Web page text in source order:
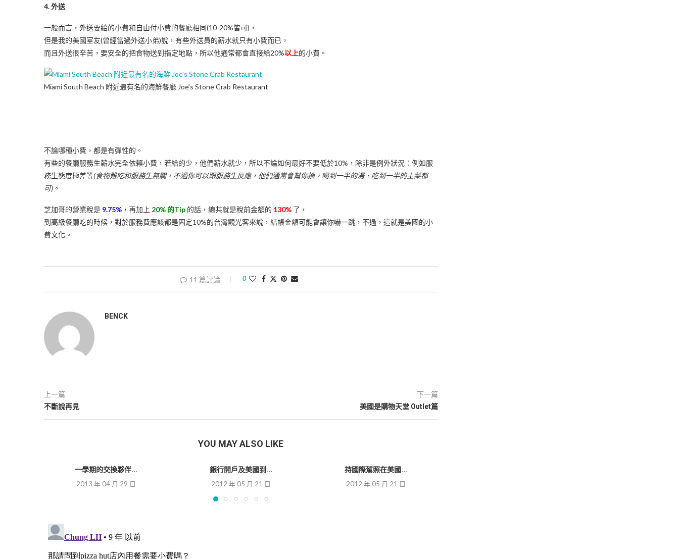
4. 外送
一般而言，外送要給的小費和自由付小費的餐廳相同(10-20%皆可)，
但是我的美國室友(曾經當過外送小弟)說，有些外送員的薪水就只有小費而已，
而且外送很辛苦，要安全的把食物送到指定地點，所以他通常都會直接給20%以上的小費。
Miami South Beach 附近最有名的海鮮餐廳 Joe’s Stone Crab Restaurant
不論哪種小費，都是有彈性的。
有些的餐廳服務生薪水完全依賴小費，若給的少，他們薪水就少，所以不論如何最好不要低於10%，除非是例外狀況：例如服
務生態度極差等(食物難吃和服務生無關，不過你可以跟服務生反應，他們通常會幫你換，喝到一半的湯、吃到一半的主菜都
可) 。
芝加哥的營業稅是 9.75% ，再加上 20% 的Tip 的話，總共就是稅前金額的 130% 了，
到高級餐廳吃的時候，對於服務費應該都是固定10%的台灣觀光客來說，結帳金額可能會讓你嚇一跳，不過，這就是美國的小
費文化。
11 篇評論 0
BENCK
上一篇
不斷說再見
下一篇
美國是購物天堂 Outlet篇
YOU MAY ALSO LIKE
一學期的交換夥伴...
2013 年 04 月 29 日
銀行開戶及美國到...
2012 年 05 月 21 日
持國際駕照在美國...
2012 年 05 月 21 日